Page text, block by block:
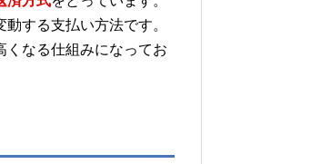
する支払い方法です。
くなる仕組みになってお